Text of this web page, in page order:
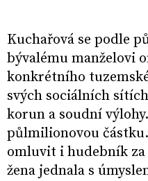
Kuchařová se podle
bývalému manželovi
konkrétního
svých sociálních
korun a soudní
půlmilionovou
omluvit i hudebník
žena jednala s